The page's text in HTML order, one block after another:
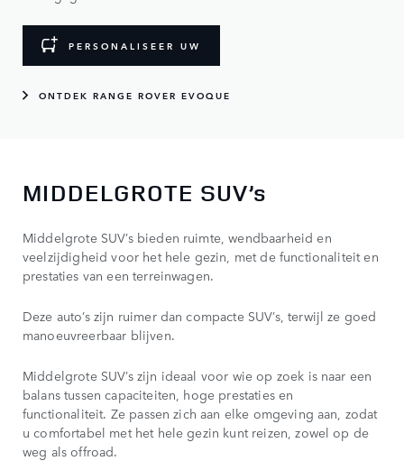
PERSONALISEER UW
ONTDEK RANGE ROVER EVOQUE
MIDDELGROTE SUV’s
Middelgrote SUV’s bieden ruimte, wendbaarheid en
veelzijdigheid voor het hele gezin, met de functionaliteit en
prestaties van een terreinwagen.
Deze auto’s zijn ruimer dan compacte SUV’s, terwijl ze goed
manoeuvreerbaar blijven.
Middelgrote SUV’s zijn ideaal voor wie op zoek is naar een
balans tussen capaciteiten, hoge prestaties en
functionaliteit. Ze passen zich aan elke omgeving aan, zodat
u comfortabel met het hele gezin kunt reizen, zowel op de
weg als offroad.